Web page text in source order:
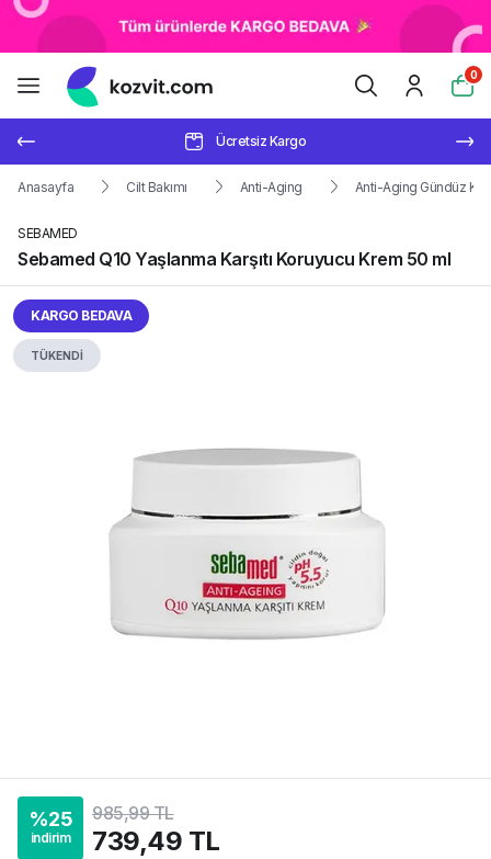
0
Ücretsiz Kargo
Anasayfa Cilt Bakımı Anti-Aging Anti-Aging Gündüz
SEBAMED
Sebamed Q10 Yaşlanma Karşıtı Koruyucu Krem 50 ml
KARGO BEDAVA
TÜKENDİ
%25
indirim
985,99 TL
739,49 TL